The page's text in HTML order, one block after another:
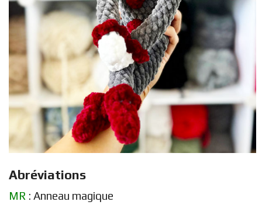
Abréviations
MR : Anneau magique